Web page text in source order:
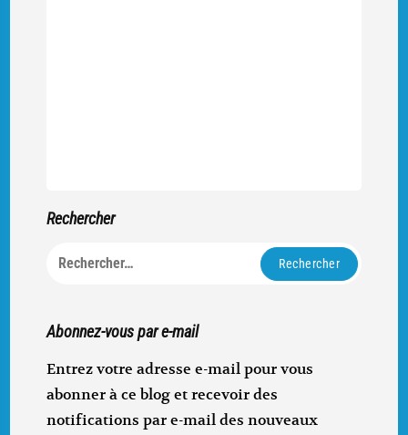
Rechercher
Rechercher :
Abonnez-vous par e-mail
Entrez votre adresse e-mail pour vous
abonner à ce blog et recevoir des
notifications par e-mail des nouveaux